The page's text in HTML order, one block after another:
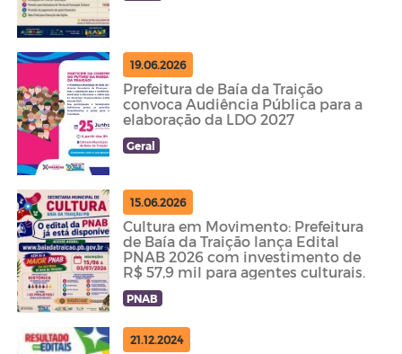
19.06.2026
Prefeitura de Baía da Traição
convoca Audiência Pública para a
elaboração da LDO 2027
Geral
15.06.2026
Cultura em Movimento: Prefeitura
de Baía da Traição lança Edital
PNAB 2026 com investimento de
R$ 57,9 mil para agentes culturais.
PNAB
21.12.2024